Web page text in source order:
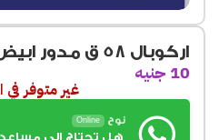
اركوبال 58 ق مدور ابيض تايلندى
10 جنيه
غير متوفر
نوح Online
هل تحتاج الى